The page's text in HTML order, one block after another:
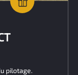
pilotage.